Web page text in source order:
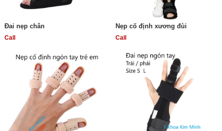
Đai nẹp chân
Call
Nẹp cố định xương đùi
Call